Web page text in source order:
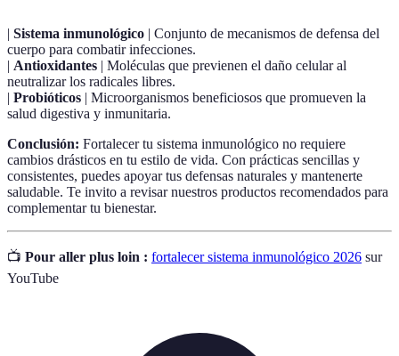
| Sistema inmunológico | Conjunto de mecanismos de defensa del
cuerpo para combatir infecciones.
| Antioxidantes | Moléculas que previenen el daño celular al
neutralizar los radicales libres.
| Probióticos | Microorganismos beneficiosos que promueven la
salud digestiva y inmunitaria.
Conclusión: Fortalecer tu sistema inmunológico no requiere
cambios drásticos en tu estilo de vida. Con prácticas sencillas y
consistentes, puedes apoyar tus defensas naturales y mantenerte
saludable. Te invito a revisar nuestros productos recomendados para
complementar tu bienestar.
📺 Pour aller plus loin : fortalecer sistema inmunológico 2026 sur
YouTube